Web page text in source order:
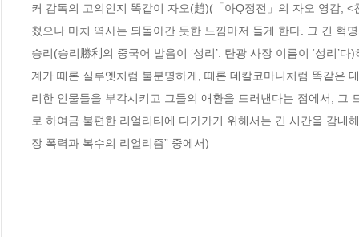
커 감독의 고의인지 똑같이 자오(趙)(「아Q정전」의 자오 영감,
쳤으나 마치 역사는 되돌아간 듯한 느낌마저 들게 한다. 그 긴 혁
승리(승리勝利의 중국어 발음이 ‘성리’. 탄광 사장 이름이 ‘성리’
계가 때론 실루엣처럼 불분명하게, 때론 데칼코마니처럼 똑같은
리한 인물들을 부각시키고 그들의 애환을 드러낸다는 점에서, 그
로 하여금 불편한 리얼리티에 다가가기 위해서는 긴 시간을 감내
장 폭력과 복수의 리얼리즘” 중에서)